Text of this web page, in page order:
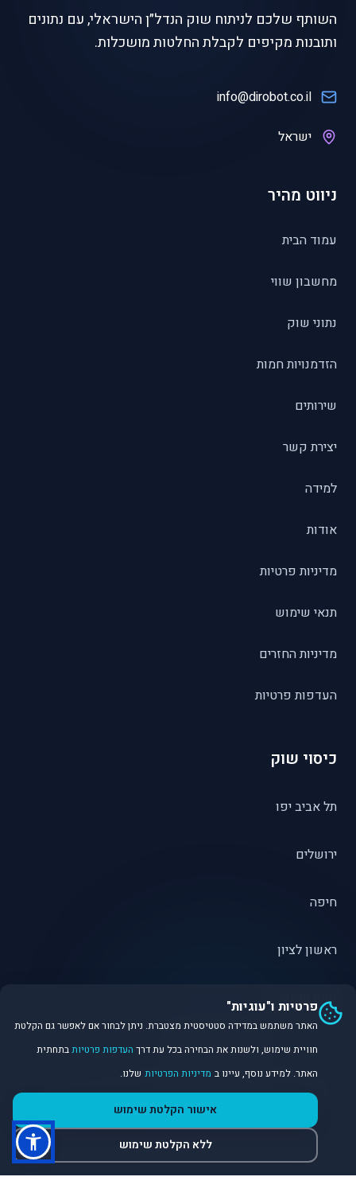
השותף שלכם לניתוח שוק הנדל״ן הישראלי, עם נתונים
ותובנות מקיפים לקבלת החלטות מושכלות.
info@dirobot.co.il
ישראל
ניווט מהיר
עמוד הבית
מחשבון שווי
נתוני שוק
הזדמנויות חמות
שירותים
יצירת קשר
למידה
אודות
מדיניות פרטיות
תנאי שימוש
מדיניות החזרים
העדפות פרטיות
כיסוי שוק
תל אביב יפו
ירושלים
חיפה
ראשון לציון
פתח תקווה
©
פלטפורמת נתונים ובינה מלאכותית לניתוח שוק הנדל״ן.
פרטיות ו"עוגיות"
האתר משתמש במדידה סטטיסטית מצטברת. ניתן לבחור אם לאפשר גם הקלטת
חוויית שימוש, ולשנות את הבחירה בכל עת דרך העדפות פרטיותבתחתית
האתר. למידע נוסף, עיינו ב מדיניות הפרטיות שלנו.
אישור הקלטת שימוש
ללא הקלטת שימוש